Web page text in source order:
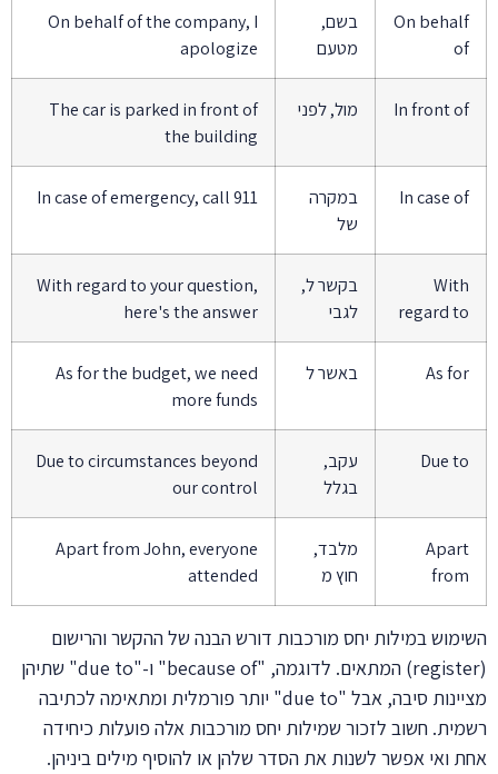
On behalf
of
בשם,
מטעם
On behalf of the company, I
apologize
In front of מול, לפני
The car is parked in front of
the building
In case of
במקרה
של
In case of emergency, call 911
With
regard to
בקשר ל,
לגבי
With regard to your question,
here's the answer
As for באשר ל
As for the budget, we need
more funds
Due to
עקב,
בגלל
Due to circumstances beyond
our control
Apart
from
מלבד,
חוץ מ
Apart from John, everyone
attended
השימוש במילות יחס מורכבות דורש הבנה של ההקשר והרישום
(register) המתאים. לדוגמה, "because of" ו-"due to" שתיהן
מציינות סיבה, אבל "due to" יותר פורמלית ומתאימה לכתיבה
רשמית. חשוב לזכור שמילות יחס מורכבות אלה פועלות כיחידה
אחת ואי אפשר לשנות את הסדר שלהן או להוסיף מילים ביניהן.